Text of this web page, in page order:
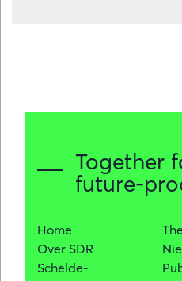
Together
future-
Home
Over SDR
Schelde-